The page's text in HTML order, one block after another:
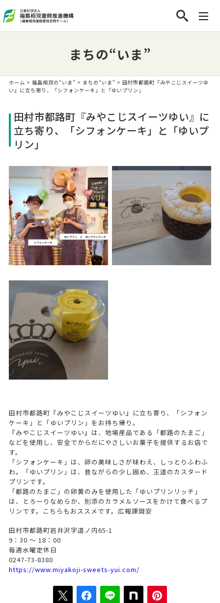
まちの“いま”
ホーム > 福島相双の“いま” > まちの“いま” > 田村市都路町『みやこじスイーツゆ
い』に立ち寄り、「シフォンケーキ」と「ゆいプリン」
田村市都路町『みやこじスイーツゆい』に
立ち寄り、「シフォンケーキ」と「ゆいプ
リン」
田村市都路町『みやこじスイーツゆい』に立ち寄り、「シフォン
ケーキ」と「ゆいプリン」をお持ち帰り。
『みやこじスイーツゆい』は、地場産品である「都路のたまご」
などを使用し、安全でからだにやさしいお菓子を提供するお店で
す。
「シフォンケーキ」は、卵の美味しさが味わえ、しっとりふわふ
わ。「ゆいプリン」は、昔ながらの少し固め、王道のカスタード
プリンです。
「都路のたまご」の卵黄のみを使用した「ゆいプリンリッチ」
は、とろーりなめらか、別添のカラメルソースをかけて食べるプ
リンです。こちらもおススメです。広報課岡安
田村市都路町岩井沢字道ノ内65-1
9：30 〜 18：00
毎週水曜定休日
0247-73-8380
https://www.miyakoji-sweets-yui.com/